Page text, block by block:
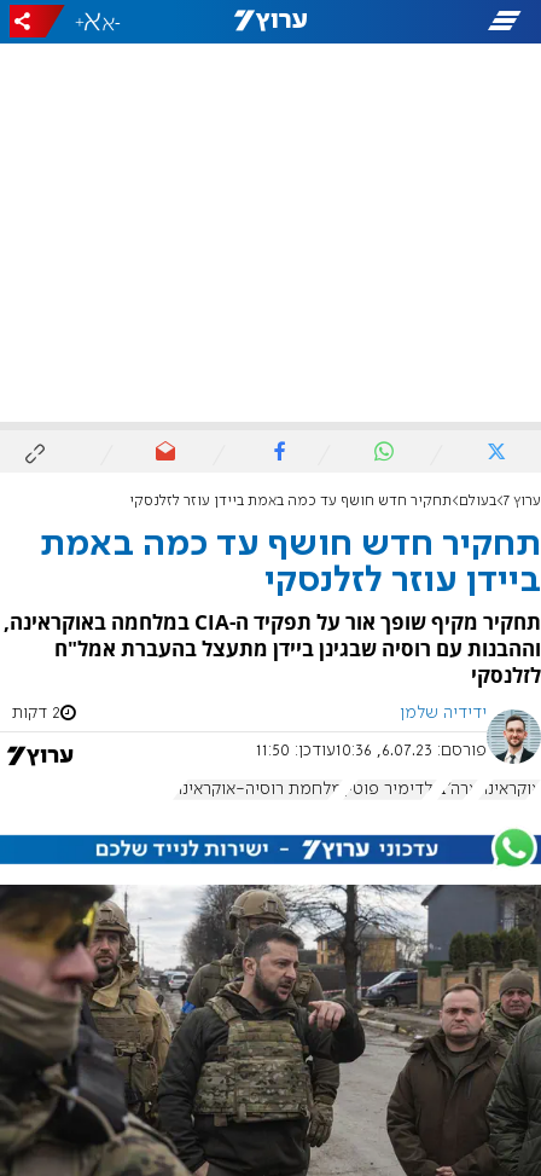
-
+
ערוץ 7 בעולם תחקיר חדש חושף עד כמה באמת ביידן עוזר לזלנסקי
תחקיר חדש חושף עד כמה באמת
ביידן עוזר לזלנסקי
תחקיר מקיף שופך אור על תפקיד ה-CIA במלחמה באוקראינה,
וההבנות עם רוסיה שבגינן ביידן מתעצל בהעברת אמל"ח
לזלנסקי
ידידיה שלמן 2 דקות
פורסם: 6.07.23, 10:36 עודכן: 11:50
אוקראינה ארה"ב ולדימיר פוטין מלחמת רוסיה-אוקראינה